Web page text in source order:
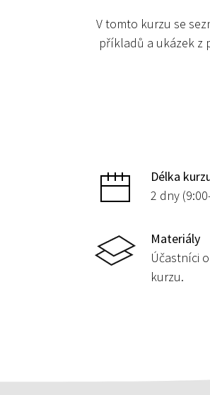
V tomto kurzu se
příkladů a ukázek z
Délka
2 dny
Materiály
Účastníci
kurzu.